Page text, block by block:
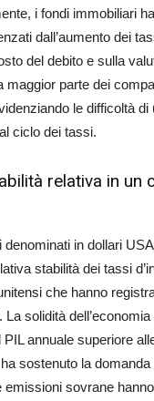
i fondi immobiliari
dall’aumento dei
del debito e sulla
maggior parte dei
le difficoltà di
ciclo dei tassi.
relativa in un
denominati in dollari
stabilità dei tassi
che hanno
La solidità
annuale superiore
sostenuto la domanda
emissioni sovrane